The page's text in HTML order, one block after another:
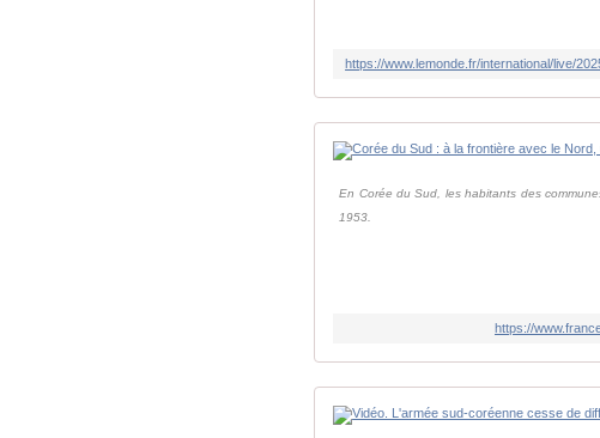
En Corée du Sud, les habitants des
1953.
https://